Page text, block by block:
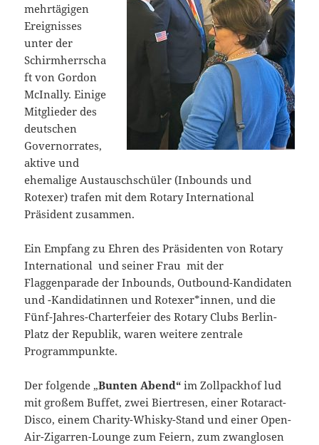
mehrtägigen
Ereignisses
unter der
Schirmherrscha
ft von Gordon
McInally. Einige
Mitglieder des
deutschen
Governorrates,
aktive und
ehemalige Austauschschüler (Inbounds und
Rotexer) trafen mit dem Rotary International
Präsident zusammen.
Ein Empfang zu Ehren des Präsidenten von Rotary
International und seiner Frau mit der
Flaggenparade der Inbounds, Outbound-Kandidaten
und -Kandidatinnen und Rotexer*innen, und die
Fünf-Jahres-Charterfeier des Rotary Clubs Berlin-
Platz der Republik, waren weitere zentrale
Programmpunkte.
Der folgende „Bunten Abend“ im Zollpackhof lud
mit großem Buffet, zwei Biertresen, einer Rotaract-
Disco, einem Charity-Whisky-Stand und einer Open-
Air-Zigarren-Lounge zum Feiern, zum zwanglosen